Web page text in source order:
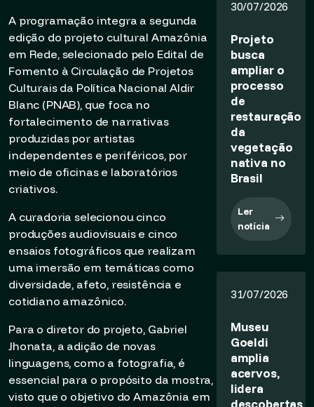
A programação integra a segunda
edição do projeto cultural Amazônia
em Rede, selecionado pelo Edital de
Fomento à Circulação de Projetos
Culturais da Política Nacional Aldir
Blanc (PNAB), que foca no
fortalecimento de narrativas
produzidas por artistas
independentes e periféricos, por
meio de oficinas e laboratórios
criativos.
A curadoria selecionou cinco
produções audiovisuais e cinco
ensaios fotográficos que realizam
uma imersão em temáticas como
diversidade, afeto, resistência e
cotidiano amazônico.
Para o diretor do projeto, Gabriel
Jhonata, a adição de novas
linguagens, como a fotografia, é
essencial para o propósito da mostra,
visto que o objetivo do Amazônia em
30/07/2026
Projeto
busca
ampliar o
processo
de
restauração
da
vegetação
nativa no
Brasil
Ler
notícia
31/07/2026
Museu
Goeldi
amplia
acervos,
lidera